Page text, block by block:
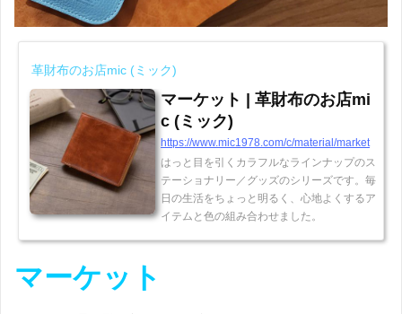
革財布のお店mic (ミック)
マーケット | 革財布のお店mi
c (ミック)
https://www.mic1978.com/c/material/market
はっと目を引くカラフルなラインナップのス
テーショナリー／グッズのシリーズです。毎
日の生活をちょっと明るく、心地よくするア
イテムと色の組み合わせました。
マーケット